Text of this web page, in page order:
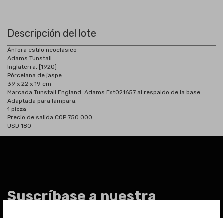
Descripción del lote
Ánfora estilo neoclásico
Adams Tunstall
Inglaterra, [1920]
Pôrcelana de jaspe
39 x 22 x 19 cm
Marcada Tunstall England. Adams Est021657 al respaldo de la base.
Adaptada para lámpara.
1 pieza
Precio de salida COP 750.000
USD 180
Suscríbase a nuestra